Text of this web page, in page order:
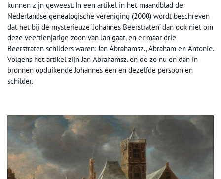
kunnen zijn geweest. In een artikel in het maandblad der
Nederlandse genealogische vereniging (2000) wordt beschreven
dat het bij de mysterieuze ‘Johannes Beerstraten’ dan ook niet om
deze veertienjarige zoon van Jan gaat, en er maar drie
Beerstraten schilders waren: Jan Abrahamsz., Abraham en Antonie.
Volgens het artikel zijn Jan Abrahamsz. en de zo nu en dan in
bronnen opduikende Johannes een en dezelfde persoon en
schilder.